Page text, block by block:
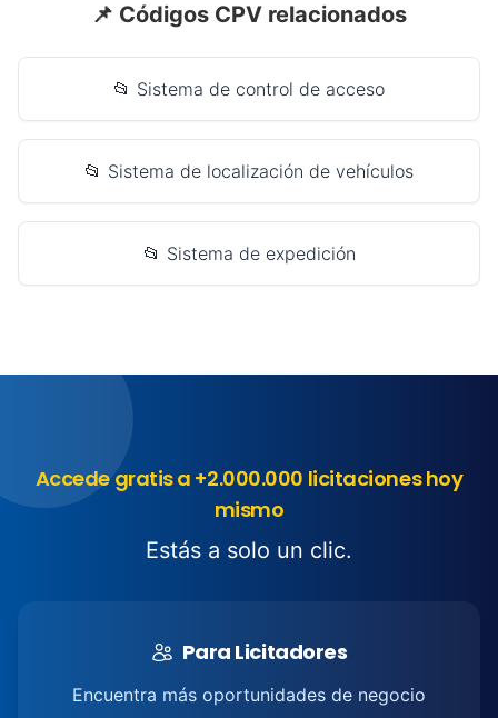
📌 Códigos CPV relacionados
📂 Sistema de control de acceso
📂 Sistema de localización de vehículos
📂 Sistema de expedición
Accede gratis a +2.000.000 licitaciones hoy
mismo
Estás a solo un clic.
Para Licitadores
Encuentra más oportunidades de negocio